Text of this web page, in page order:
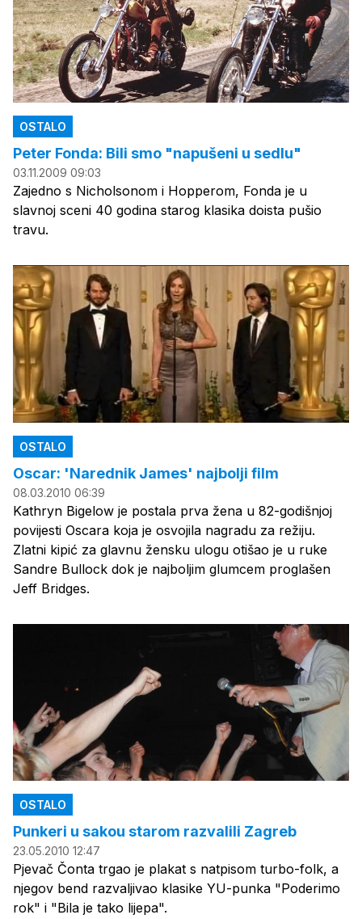
OSTALO
Peter Fonda: Bili smo "napušeni u sedlu"
03.11.2009 09:03
Zajedno s Nicholsonom i Hopperom, Fonda je u
slavnoj sceni 40 godina starog klasika doista pušio
travu.
OSTALO
Oscar: 'Narednik James' najbolji film
08.03.2010 06:39
Kathryn Bigelow je postala prva žena u 82-godišnjoj
povijesti Oscara koja je osvojila nagradu za režiju.
Zlatni kipić za glavnu žensku ulogu otišao je u ruke
Sandre Bullock dok je najboljim glumcem proglašen
Jeff Bridges.
OSTALO
Punkeri u sakou starom razvalili Zagreb
23.05.2010 12:47
Pjevač Čonta trgao je plakat s natpisom turbo-folk, a
njegov bend razvaljivao klasike YU-punka "Poderimo
rok" i "Bila je tako lijepa".